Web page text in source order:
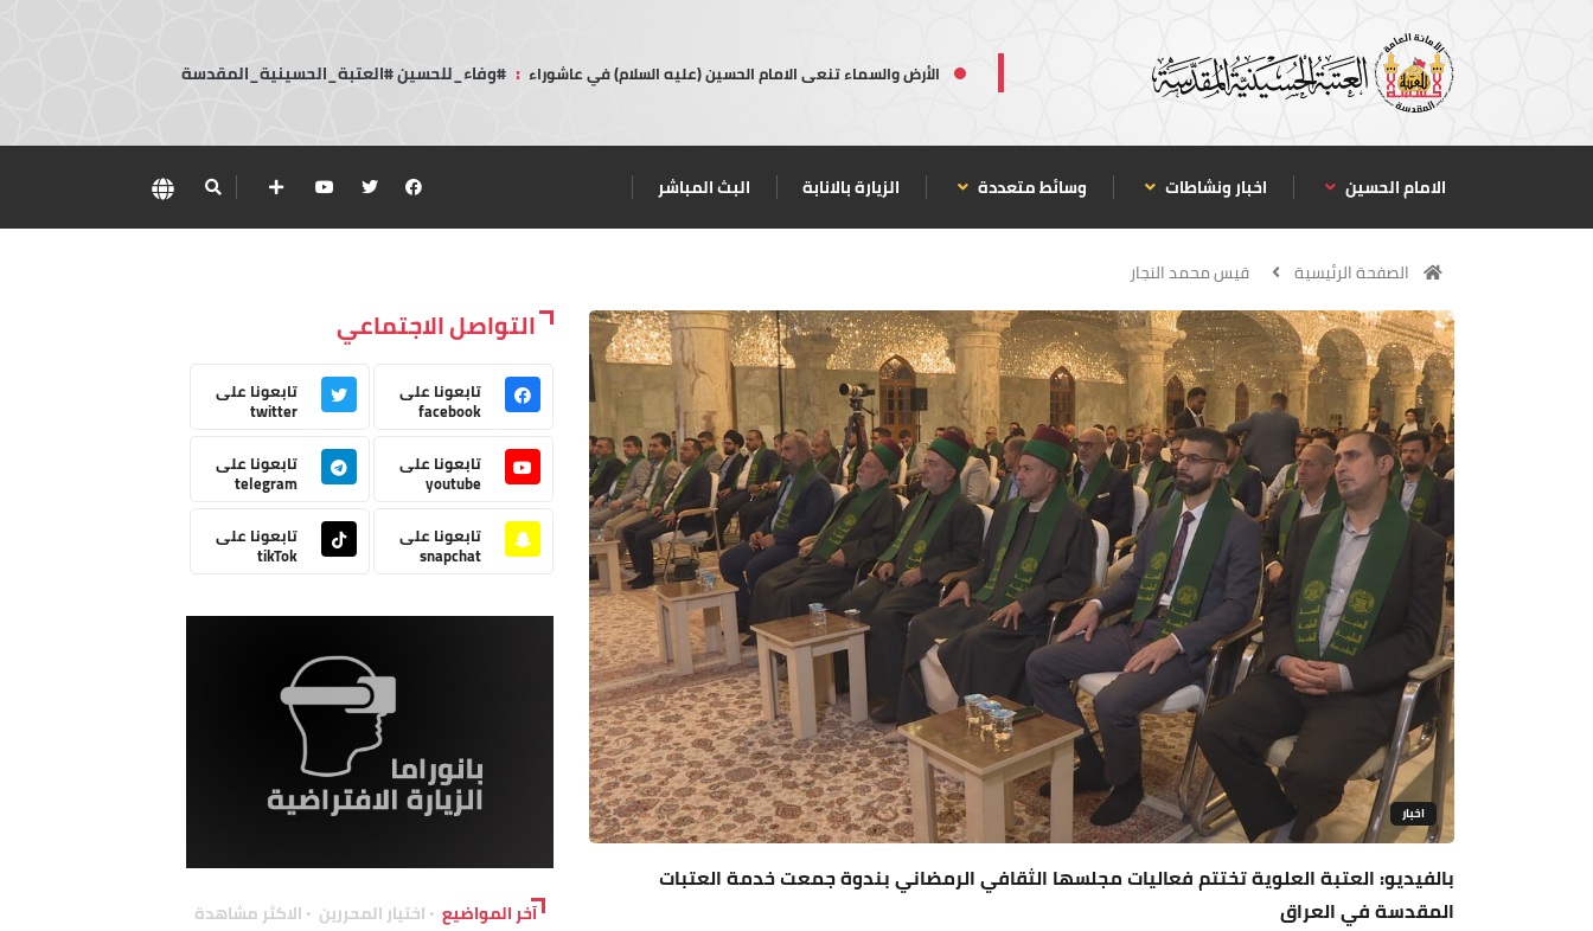
الأرض والسماء تنعى الامام الحسين (عليه السلام) في عاشوراء : #وفاء_للحسين #العتبة_الحسينية_المقدسة
الامام الحسين اخبار ونشاطات وسائط متعددة الزيارة بالانابة البث المباشر
الصفحة الرئيسية قيس محمد النجار
اخبار
بالفيديو: العتبة العلوية تختتم فعاليات مجلسها الثقافي الرمضاني بندوة جمعت خدمة العتبات
المقدسة في العراق
التواصل الاجتماعي
تابعونا على
facebook
تابعونا على
twitter
تابعونا على
youtube
تابعونا على
telegram
تابعونا على
snapchat
تابعونا على
tikTok
آخر المواضيع اختيار المحررين الاكثر مشاهدة